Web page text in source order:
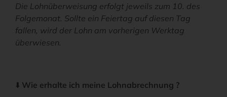
Die Lohnüberweisung erfolgt jeweils zum 10. des
Folgemonat. Sollte ein Feiertag auf diesen Tag
fallen, wird der Lohn am vorherigen Werktag
überwiesen.
⬇️ Wie erhalte ich meine Lohnabrechnung ?